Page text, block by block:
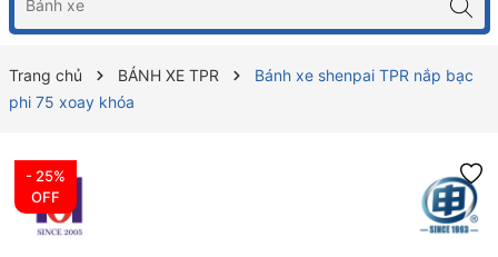
Trang chủ BÁNH XE TPR
Bánh xe shenpai TPR nắp bạc
phi 75 xoay khóa
- 25%
OFF